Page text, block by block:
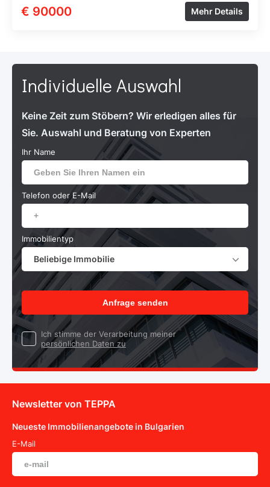
€ 90000 Mehr Details
Individuelle Auswahl
Keine Zeit zum Stöbern? Wir erledigen alles für
Sie. Auswahl und Beratung von Experten
Ihr Name
Telefon oder E-Mail
Immobilientyp
Beliebige Immobilie
Anfrage senden
Ich stimme der Verarbeitung meiner
persönlichen Daten zu
Newsletter von TEPPA
Neueste Immobilienangebote in Bulgarien
E-Mail